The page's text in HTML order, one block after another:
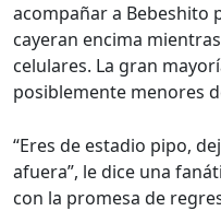
acompañar a Bebeshito
cayeran encima
celulares. La gran
posiblemente menores
“Eres de estadio pipo,
afuera”, le dice una
con la promesa de